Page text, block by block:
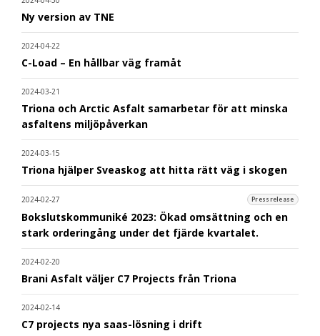
Ny version av TNE
2024-04-22
C-Load – En hållbar väg framåt
2024-03-21
Triona och Arctic Asfalt samarbetar för att minska
asfaltens miljöpåverkan
2024-03-15
Triona hjälper Sveaskog att hitta rätt väg i skogen
2024-02-27 Pressrelease
Bokslutskommuniké 2023: Ökad omsättning och en
stark orderingång under det fjärde kvartalet.
2024-02-20
Brani Asfalt väljer C7 Projects från Triona
2024-02-14
C7 projects nya saas-lösning i drift